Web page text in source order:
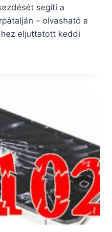
segíti a
– olvasható a
eljuttatott keddi